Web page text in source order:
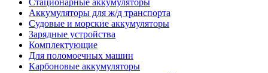
Стационарные аккумуляторы
Аккумуляторы для ж/д транспорта
Судовые и морские аккумуляторы
Зарядные устройства
Комплектующие
Для поломоечных машин
Карбоновые аккумуляторы